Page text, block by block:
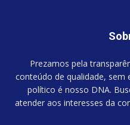
Prezamos pela
conteúdo de qualidade, sem
político é nosso DNA.
atender aos interesses da